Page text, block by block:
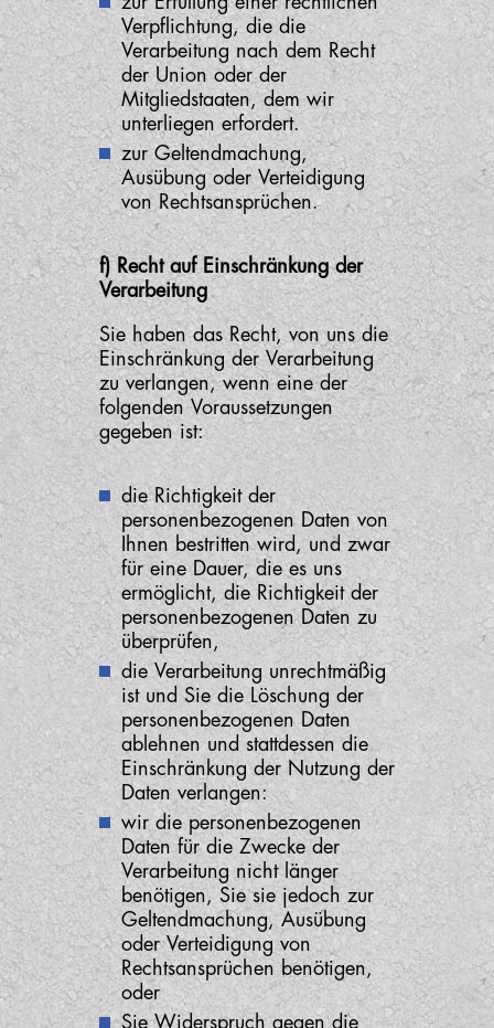
Verpflichtung, die die
Verarbeitung nach dem Recht
der Union oder der
Mitgliedstaaten, dem wir
unterliegen erfordert.
zur Geltendmachung,
Ausübung oder Verteidigung
von Rechtsansprüchen.
f) Recht auf Einschränkung der
Verarbeitung
Sie haben das Recht, von uns die
Einschränkung der Verarbeitung
zu verlangen, wenn eine der
folgenden Voraussetzungen
gegeben ist:
die Richtigkeit der
personenbezogenen Daten von
Ihnen bestritten wird, und zwar
für eine Dauer, die es uns
ermöglicht, die Richtigkeit der
personenbezogenen Daten zu
überprüfen,
die Verarbeitung unrechtmäßig
ist und Sie die Löschung der
personenbezogenen Daten
ablehnen und stattdessen die
Einschränkung der Nutzung der
Daten verlangen:
wir die personenbezogenen
Daten für die Zwecke der
Verarbeitung nicht länger
benötigen, Sie sie jedoch zur
Geltendmachung, Ausübung
oder Verteidigung von
Rechtsansprüchen benötigen,
oder
Sie Widerspruch gegen die